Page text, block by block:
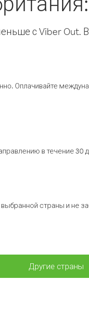
с Viber Out.
Оплачивайте
в течение 30
страны и не
Другие страны